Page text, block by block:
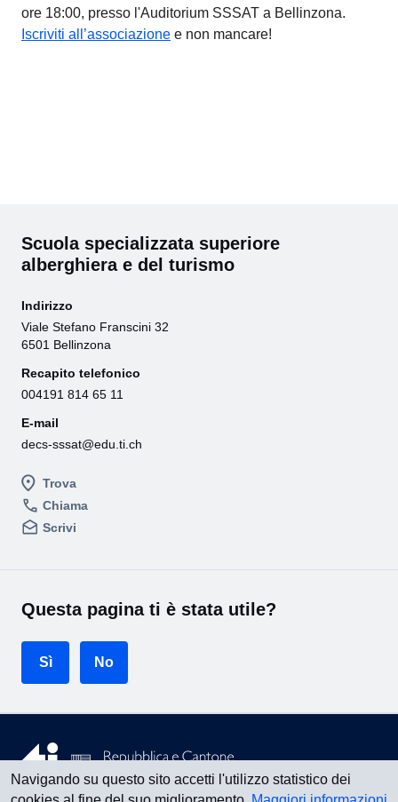
Navigando su questo sito accetti l'utilizzo statistico dei
ore 18:00, presso l'Auditorium SSSAT a Bellinzona.
Iscriviti all’associazione e non mancare!
Scuola specializzata superiore
alberghiera e del turismo
Trova
Chiama
Scrivi
Indirizzo
Viale Stefano Franscini 32
6501 Bellinzona
Recapito telefonico
004191 814 65 11
E-mail
decs-sssat@edu.ti.ch
Questa pagina ti è stata utile?
Sì No